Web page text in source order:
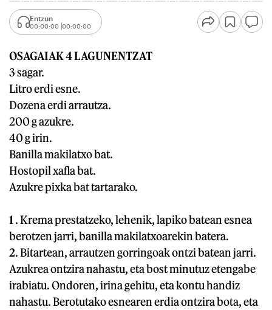
Entzun
00:00:00 00:00:00
OSAGAIAK4 LAGUNENTZAT
3 sagar.
Litro erdi esne.
Dozena erdi arrautza.
200 g azukre.
40 g irin.
Banilla makilatxo bat.
Hostopil xafla bat.
Azukre pixka bat tartarako.
1 . Krema prestatzeko, lehenik, lapiko batean esnea
berotzen jarri, banilla makilatxoarekin batera.
2. Bitartean, arrautzen gorringoak ontzi batean jarri.
Azukrea ontzira nahastu, eta bost minutuz etengabe
irabiatu. Ondoren, irina gehitu, eta kontu handiz
nahastu. Berotutako esnearen erdia ontzira bota, eta